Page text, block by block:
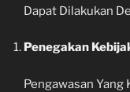
Dapat Dilakukan
Penegakan
Pengawasan